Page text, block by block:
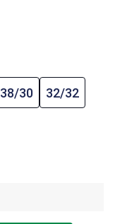
38/30 32/32